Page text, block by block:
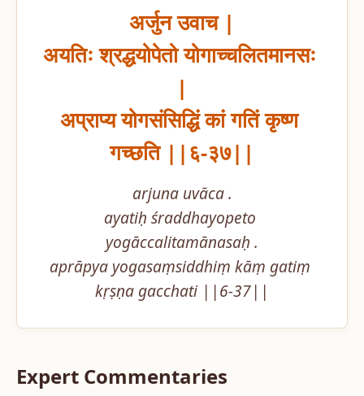
अर्जुन उवाच |
अयतिः श्रद्धयोपेतो योगाच्चलितमानसः
|
अप्राप्य योगसंसिद्धिं कां गतिं कृष्ण
गच्छति ||६-३७||
arjuna uvāca .
ayatiḥ śraddhayopeto
yogāccalitamānasaḥ .
aprāpya yogasaṃsiddhiṃ kāṃ gatiṃ
kṛṣṇa gacchati ||6-37||
Expert Commentaries